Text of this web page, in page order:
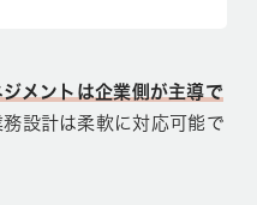
メントは企業側が主導で
設計は柔軟に対応可能で